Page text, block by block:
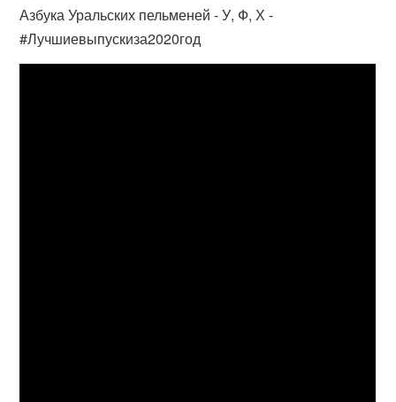
Азбука Уральских пельменей - У, Ф, Х -
#Лучшиевыпускиза2020год